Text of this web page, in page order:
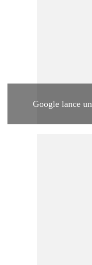
Google lance